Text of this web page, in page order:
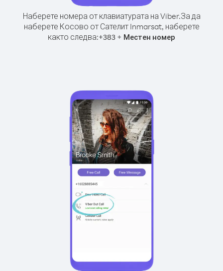
Наберете номера от клавиатурата на Viber.За да
наберете Косово от Сателит Inmarsat, наберете
както следва:+383 + Местен номер